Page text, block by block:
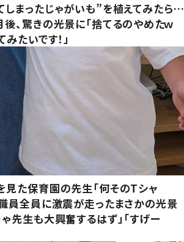
しまったじゃがいも”を植えてみたら…
、驚きの光景に「捨てるのやめたｗ
みたいです！」
見た保育園の先生「何そのTシャ
職員全員に激震が走ったまさかの光景
先生も大興奮するはず」「すげー